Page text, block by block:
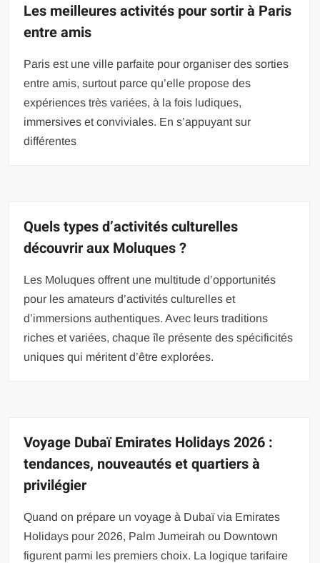
Les meilleures activités pour sortir à Paris
entre amis
Paris est une ville parfaite pour organiser des sorties
entre amis, surtout parce qu’elle propose des
expériences très variées, à la fois ludiques,
immersives et conviviales. En s’appuyant sur
différentes
Quels types d’activités culturelles
découvrir aux Moluques ?
Les Moluques offrent une multitude d’opportunités
pour les amateurs d’activités culturelles et
d’immersions authentiques. Avec leurs traditions
riches et variées, chaque île présente des spécificités
uniques qui méritent d’être explorées.
Voyage Dubaï Emirates Holidays 2026 :
tendances, nouveautés et quartiers à
privilégier
Quand on prépare un voyage à Dubaï via Emirates
Holidays pour 2026, Palm Jumeirah ou Downtown
figurent parmi les premiers choix. La logique tarifaire